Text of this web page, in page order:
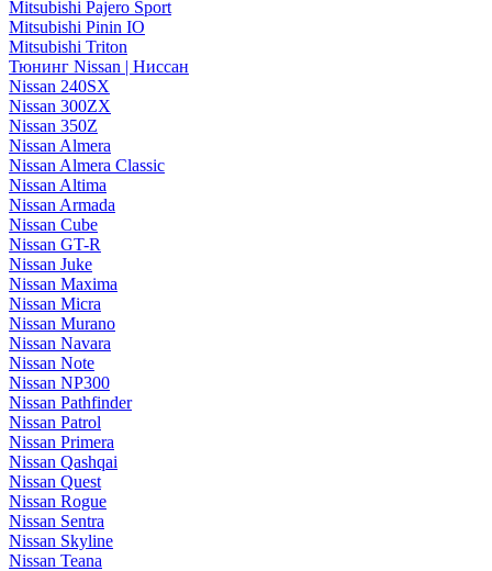
Mitsubishi Pajero Sport
Mitsubishi Pinin IO
Mitsubishi Triton
Тюнинг Nissan | Ниссан
Nissan 240SX
Nissan 300ZX
Nissan 350Z
Nissan Almera
Nissan Almera Classic
Nissan Altima
Nissan Armada
Nissan Cube
Nissan GT-R
Nissan Juke
Nissan Maxima
Nissan Micra
Nissan Murano
Nissan Navara
Nissan Note
Nissan NP300
Nissan Pathfinder
Nissan Patrol
Nissan Primera
Nissan Qashqai
Nissan Quest
Nissan Rogue
Nissan Sentra
Nissan Skyline
Nissan Teana